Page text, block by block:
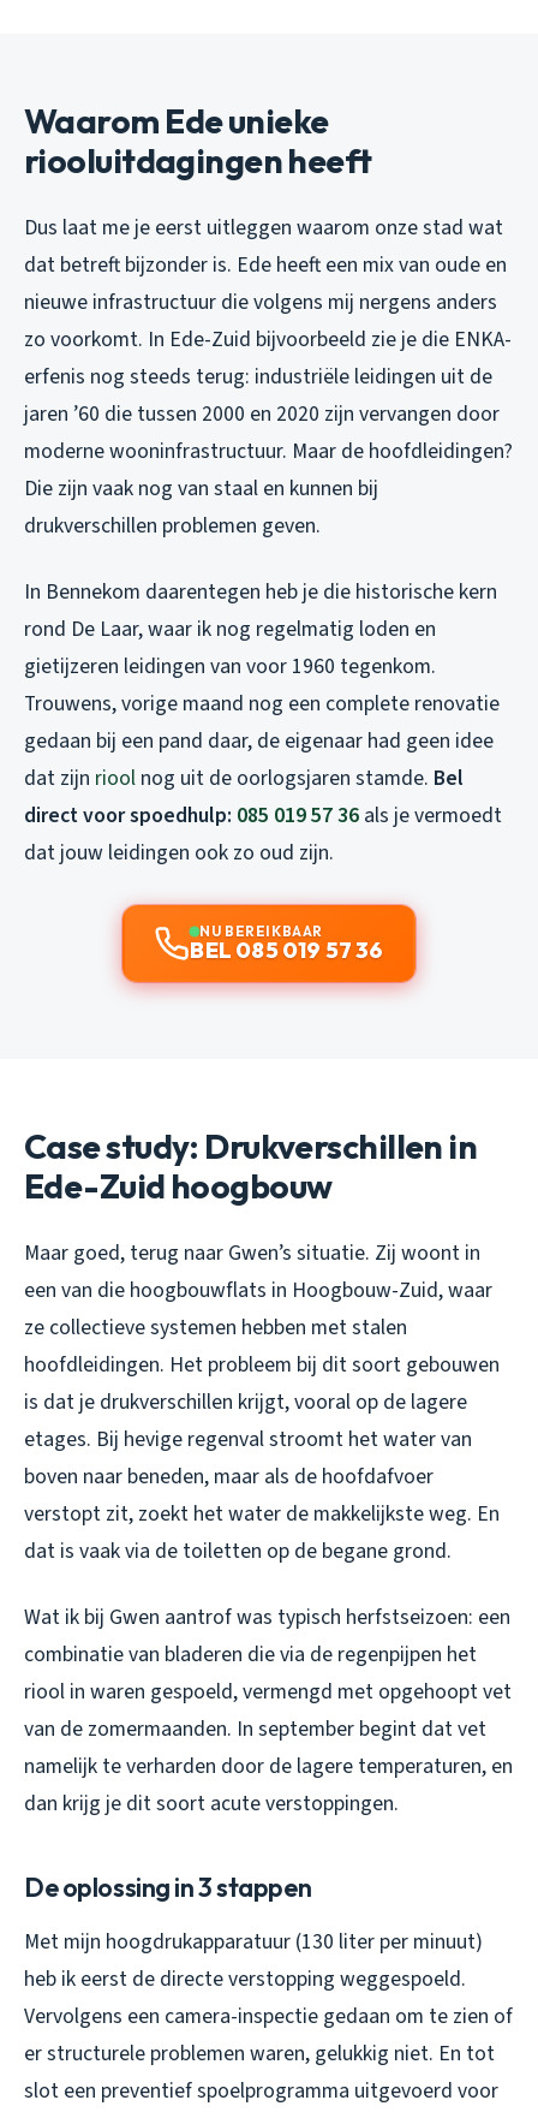
Waarom Ede unieke
riooluitdagingen heeft
Dus laat me je eerst uitleggen waarom onze stad wat
dat betreft bijzonder is. Ede heeft een mix van oude en
nieuwe infrastructuur die volgens mij nergens anders
zo voorkomt. In Ede-Zuid bijvoorbeeld zie je die ENKA-
erfenis nog steeds terug: industriële leidingen uit de
jaren ’60 die tussen 2000 en 2020 zijn vervangen door
moderne wooninfrastructuur. Maar de hoofdleidingen?
Die zijn vaak nog van staal en kunnen bij
drukverschillen problemen geven.
In Bennekom daarentegen heb je die historische kern
rond De Laar, waar ik nog regelmatig loden en
gietijzeren leidingen van voor 1960 tegenkom.
Trouwens, vorige maand nog een complete renovatie
gedaan bij een pand daar, de eigenaar had geen idee
dat zijn riool nog uit de oorlogsjaren stamde. Bel
direct voor spoedhulp: 085 019 57 36 als je vermoedt
dat jouw leidingen ook zo oud zijn.
NU BEREIKBAAR
BEL 085 019 57 36
Case study: Drukverschillen in
Ede-Zuid hoogbouw
Maar goed, terug naar Gwen’s situatie. Zij woont in
een van die hoogbouwflats in Hoogbouw-Zuid, waar
ze collectieve systemen hebben met stalen
hoofdleidingen. Het probleem bij dit soort gebouwen
is dat je drukverschillen krijgt, vooral op de lagere
etages. Bij hevige regenval stroomt het water van
boven naar beneden, maar als de hoofdafvoer
verstopt zit, zoekt het water de makkelijkste weg. En
dat is vaak via de toiletten op de begane grond.
Wat ik bij Gwen aantrof was typisch herfstseizoen: een
combinatie van bladeren die via de regenpijpen het
riool in waren gespoeld, vermengd met opgehoopt vet
van de zomermaanden. In september begint dat vet
namelijk te verharden door de lagere temperaturen, en
dan krijg je dit soort acute verstoppingen.
De oplossing in 3 stappen
Met mijn hoogdrukapparatuur (130 liter per minuut)
heb ik eerst de directe verstopping weggespoeld.
Vervolgens een camera-inspectie gedaan om te zien of
er structurele problemen waren, gelukkig niet. En tot
slot een preventief spoelprogramma uitgevoerd voor